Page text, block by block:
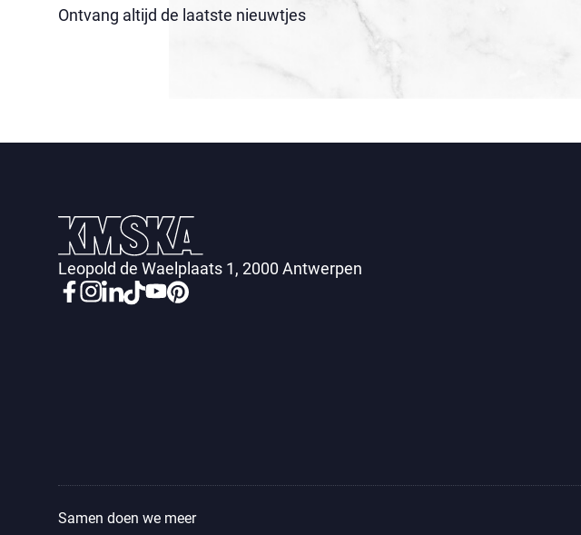
Ontvang altijd de laatste nieuwtjes
Leopold de Waelplaats 1, 2000 Antwerpen
Samen doen we meer